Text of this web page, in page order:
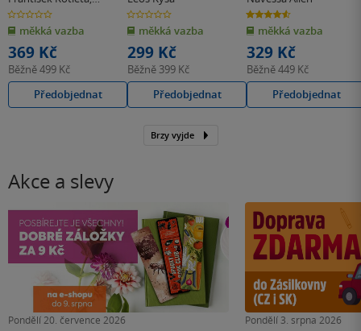
Kristýna Sněgoňová
0.0
z
5
hvězdiček
měkká vazba
369 Kč
Běžně499 Kč
Předobjednat
0.0
z
5
hvězdiček
měkká vazba
299 Kč
Běžně 399 Kč
Předobjednat
4.6
z
5
hvězdiček
měkká vazba
329 Kč
Běžně449 Kč
Předobjednat
Brzy vyjde
Akce a slevy
Pondělí 20. července 2026 Pondělí 3. srpna 2026